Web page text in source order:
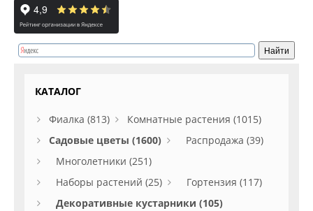
КАТАЛОГ
Фиалка (813)
Комнатные растения (1015)
Садовые цветы (1600)
Распродажа (39)
Многолетники (251)
Наборы растений (25)
Гортензия (117)
Декоративные кустарники (105)